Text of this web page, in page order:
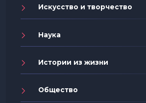
Искусство и творчество
Наука
Истории из жизни
Общество